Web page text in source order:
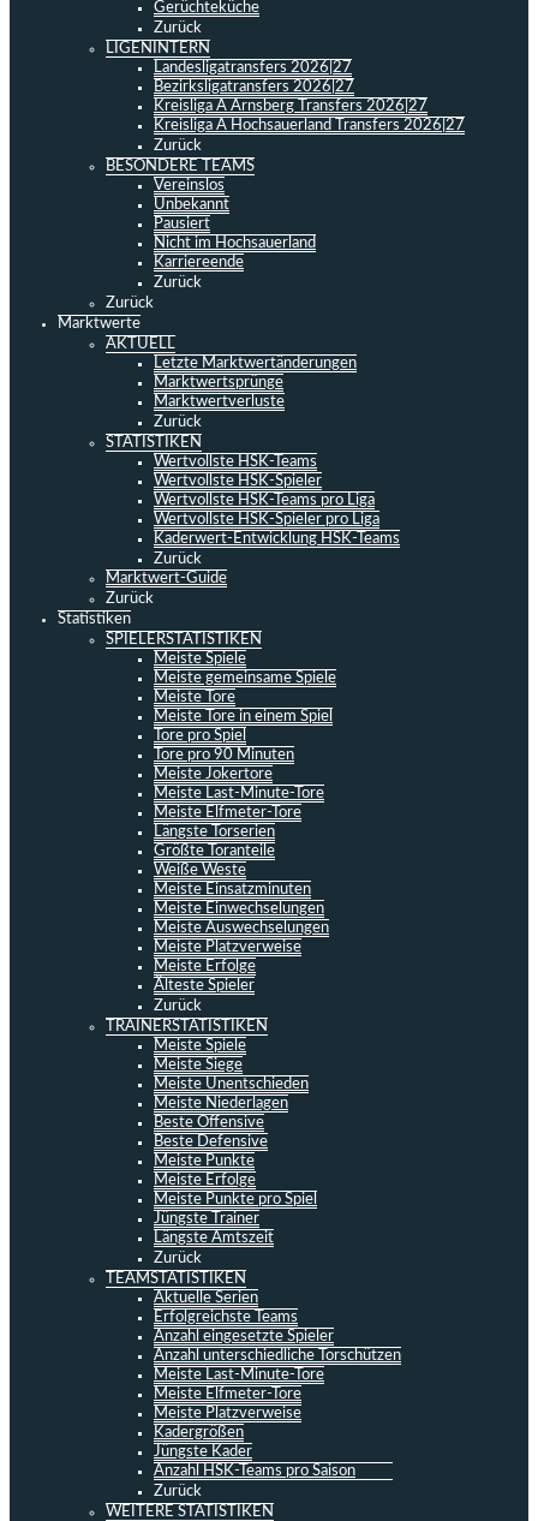
Gerüchteküche
Zurück
LIGENINTERN
Landesligatransfers 2026|27
Bezirksligatransfers 2026|27
Kreisliga A Arnsberg Transfers 2026|27
Kreisliga A Hochsauerland Transfers 2026|27
Zurück
BESONDERE TEAMS
Vereinslos
Unbekannt
Pausiert
Nicht im Hochsauerland
Karriereende
Zurück
Zurück
Marktwerte
AKTUELL
Letzte Marktwertänderungen
Marktwertsprünge
Marktwertverluste
Zurück
STATISTIKEN
Wertvollste HSK-Teams
Wertvollste HSK-Spieler
Wertvollste HSK-Teams pro Liga
Wertvollste HSK-Spieler pro Liga
Kaderwert-Entwicklung HSK-Teams
Zurück
Marktwert-Guide
Zurück
Statistiken
SPIELERSTATISTIKEN
Meiste Spiele
Meiste gemeinsame Spiele
Meiste Tore
Meiste Tore in einem Spiel
Tore pro Spiel
Tore pro 90 Minuten
Meiste Jokertore
Meiste Last-Minute-Tore
Meiste Elfmeter-Tore
Längste Torserien
Größte Toranteile
Weiße Weste
Meiste Einsatzminuten
Meiste Einwechselungen
Meiste Auswechselungen
Meiste Platzverweise
Meiste Erfolge
Älteste Spieler
Zurück
TRAINERSTATISTIKEN
Meiste Spiele
Meiste Siege
Meiste Unentschieden
Meiste Niederlagen
Beste Offensive
Beste Defensive
Meiste Punkte
Meiste Erfolge
Meiste Punkte pro Spiel
Jüngste Trainer
Längste Amtszeit
Zurück
TEAMSTATISTIKEN
Aktuelle Serien
Erfolgreichste Teams
Anzahl eingesetzte Spieler
Anzahl unterschiedliche Torschützen
Meiste Last-Minute-Tore
Meiste Elfmeter-Tore
Meiste Platzverweise
Kadergrößen
Jüngste Kader
Anzahl HSK-Teams pro Saison
Zurück
WEITERE STATISTIKEN